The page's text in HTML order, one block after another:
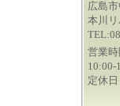
広島
本川
営業時
10:00-
定休